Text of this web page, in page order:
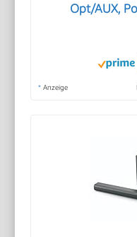
Opt/AUX,
* Anzeige